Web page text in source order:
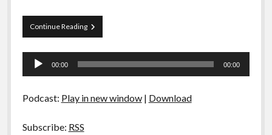
Continue ReadingPapo
Tranqueira
Crônicas
no
Tocador
00:00 00:00
Podcast: Play in new window| Download
Subscribe: RSS